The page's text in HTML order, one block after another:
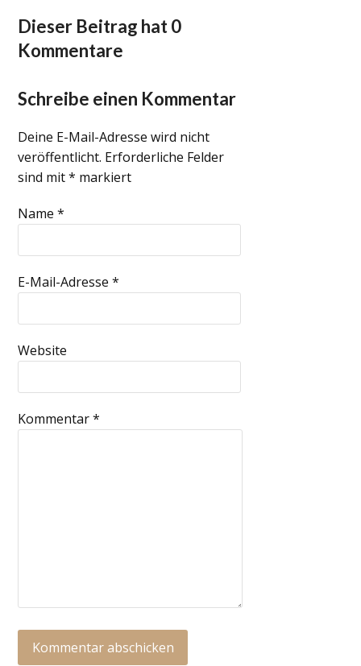
Dieser Beitrag hat 0
Kommentare
Schreibe einen Kommentar
Deine E-Mail-Adresse wird nicht
veröffentlicht. Erforderliche Felder
sind mit* markiert
Name*
E-Mail-Adresse*
Website
Kommentar*